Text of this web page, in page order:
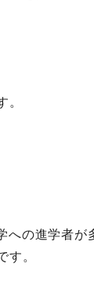
の進学者が
。